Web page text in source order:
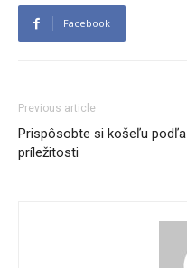
Facebook
Previous article
Prispôsobte si košeľu podľa
príležitosti